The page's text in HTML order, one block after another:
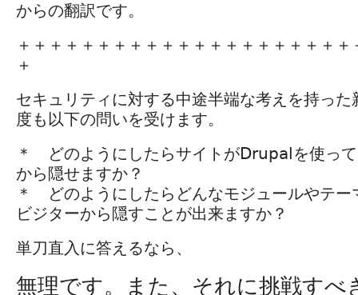
からの翻訳です。
＋＋＋＋＋＋＋＋＋＋＋＋＋＋＋＋＋＋＋＋
＋
セキュリティに対する中途半端な考えを持っ
度も以下の問いを受けます。
＊ どのようにしたらサイトがDrupalを使っ
から隠せますか？
＊ どのようにしたらどんなモジュールやテー
ビジターから隠すことが出来ますか？
単刀直入に答えるなら、
無理です。また、それに挑戦すべ